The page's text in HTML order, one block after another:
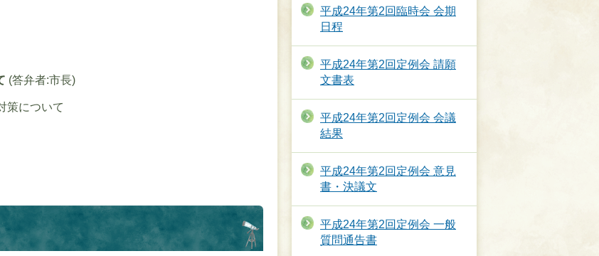
(答弁者:市長)
策について
平成24年第2回臨時会 会期
日程
平成24年第2回定例会 請願
文書表
平成24年第2回定例会 会議
結果
平成24年第2回定例会 意見
書・決議文
平成24年第2回定例会 一般
質問通告書